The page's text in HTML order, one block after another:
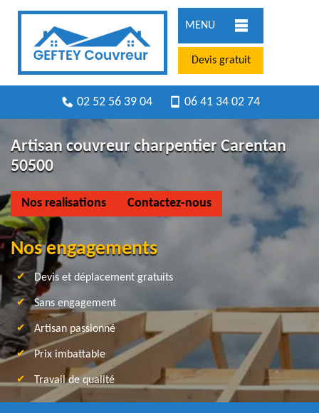
MENU
Devis gratuit
02 52 56 39 04 06 41 34 02 74
Artisan couvreur charpentier Carentan
50500
Nos realisations Contactez-nous
Nos engagements
Devis et déplacement gratuits
Sans engagement
Artisan passionné
Prix imbattable
Travail de qualité